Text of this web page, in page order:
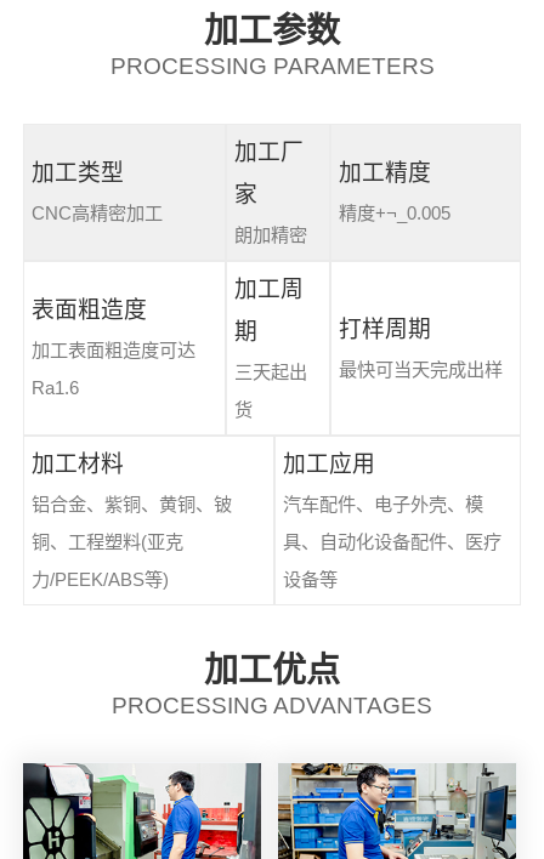
加工参数
PROCESSING PARAMETERS
加工类型
CNC高精密加工
加工厂
家
朗加精密
加工精度
精度+¬_0.005
表面粗造度
加工表面粗造度可达
Ra1.6
加工周
期
三天起出
货
打样周期
最快可当天完成出样
加工材料
铝合金、紫铜、黄铜、铍
铜、工程塑料(亚克
力/PEEK/ABS等)
加工应用
汽车配件、电子外壳、模
具、自动化设备配件、医疗
设备等
加工优点
PROCESSING ADVANTAGES